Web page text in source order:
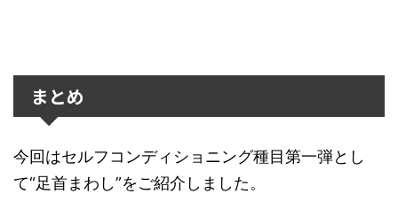
まとめ
今回はセルフコンディショニング種目第一弾とし
て“足首まわし”をご紹介しました。